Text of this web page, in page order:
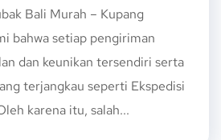
Bali Murah – Kupang
bahwa setiap pengiriman
dan keunikan tersendiri serta
terjangkau seperti Ekspedisi
karena itu, salah...